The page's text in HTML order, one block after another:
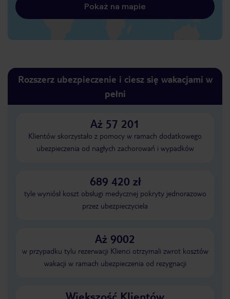
Pokaż na mapie
Rozszerz ubezpieczenie i ciesz się wakacjami w
pełni
Aż 57 201
Klientów skorzystało z pomocy w ramach dodatkowego
ubezpieczenia od nagłych zachorowań i wypadków
689 420 zł
tyle wyniósł koszt obsługi medycznej pokryty jednorazowo
przez ubezpieczyciela
Aż 9002
w przypadku tylu rezerwacji Klienci otrzymali zwrot kosztów
wakacji w ramach ubezpieczenia od rezygnacji
Większość Klientów